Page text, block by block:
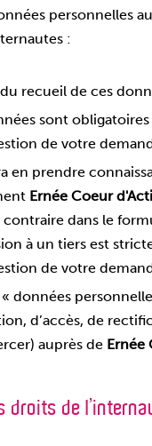
personnelles
:
recueil de ces
sont
de votre
en prendre
Ernée Coeur
dans le
à un tiers est
de votre
données
d’accès, de
auprès de Ernée
droits de